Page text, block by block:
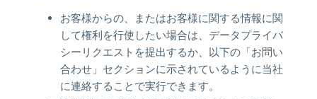
お客様からの、またはお客様に関する情報に関
して権利を行使したい場合は、データプライバ
シーリクエストを提出するか、以下の「お問い
合わせ」セクションに示されているように当社
に連絡することで実行できます。